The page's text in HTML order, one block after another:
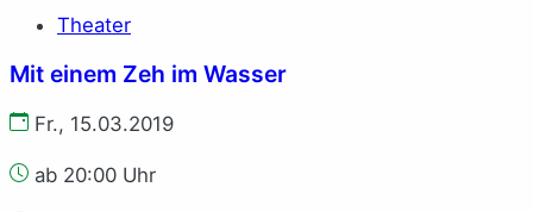
Theater
Mit einem Zeh im Wasser
Fr., 15.03.2019
ab 20:00 Uhr